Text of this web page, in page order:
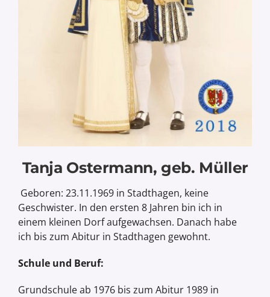
Tanja Ostermann, geb. Müller
Geboren: 23.11.1969 in Stadthagen, keine
Geschwister. In den ersten 8 Jahren bin ich in
einem kleinen Dorf aufgewachsen. Danach habe
ich bis zum Abitur in Stadthagen gewohnt.
Schule und Beruf:
Grundschule ab 1976 bis zum Abitur 1989 in